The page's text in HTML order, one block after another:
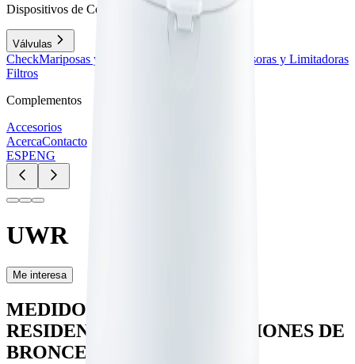
Dispositivos de Control
Válvulas
CheckMariposas y Compuerta
Reductoras, Expulsoras y Limitadoras
Filtros
Complementos
Accesorios
AcercaContacto
ESPENG
UWR
Me interesa
MEDIDOR ULTRASÓNICO
RESIDENCIAL CON CONEXIONES DE
BRONCE.